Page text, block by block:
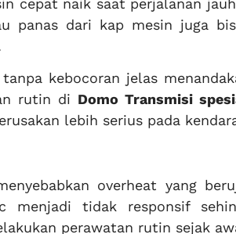
panas dari kap mesin juga
kebocoran jelas
rutin di Domo Transmisi
lebih serius pada
overheat yang
menjadi tidak responsif
perawatan rutin sejak